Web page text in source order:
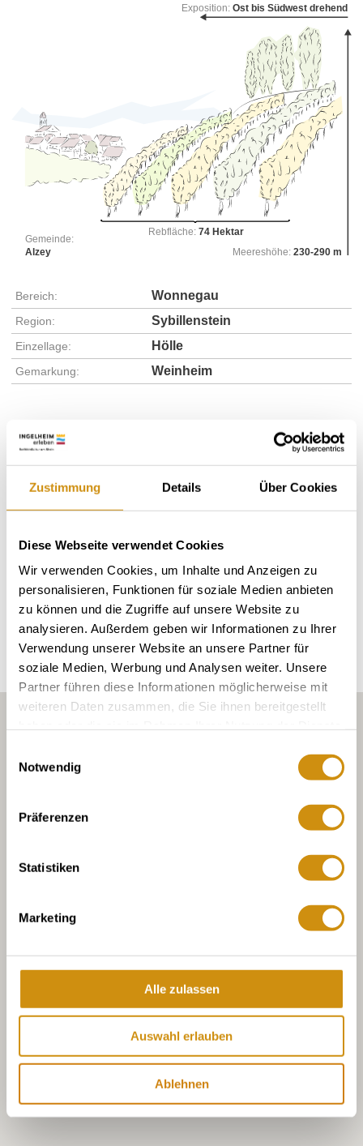
Zustimmung Details Über Cookies
Diese Webseite verwendet Cookies
Wir verwenden Cookies, um Inhalte und Anzeigen zu
personalisieren, Funktionen für soziale Medien anbieten
zu können und die Zugriffe auf unsere Website zu
analysieren. Außerdem geben wir Informationen zu Ihrer
Verwendung unserer Website an unsere Partner für
soziale Medien, Werbung und Analysen weiter. Unsere
Partner führen diese Informationen möglicherweise mit
weiteren Daten zusammen, die Sie ihnen bereitgestellt
Notwendig
Präferenzen
Statistiken
Marketing
Alle zulassen
Auswahl erlauben
Ablehnen
Rebfläche:74 Hektar
Gemeinde:
Alzey
Meereshöhe: 230-290 m
Exposition: Ost bis Südwest drehend
Bereich: Wonnegau
Region: Sybillenstein
Einzellage: Hölle
Gemarkung: Weinheim
Bodenarten
LÖSS/PARARENDZINA
Erkunden Sie die Umgebung
Weingüter